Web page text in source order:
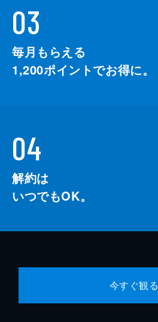
03
毎月もらえる
1,200ポイントでお得に。
04
解約は
いつでもOK。
今すぐ観る